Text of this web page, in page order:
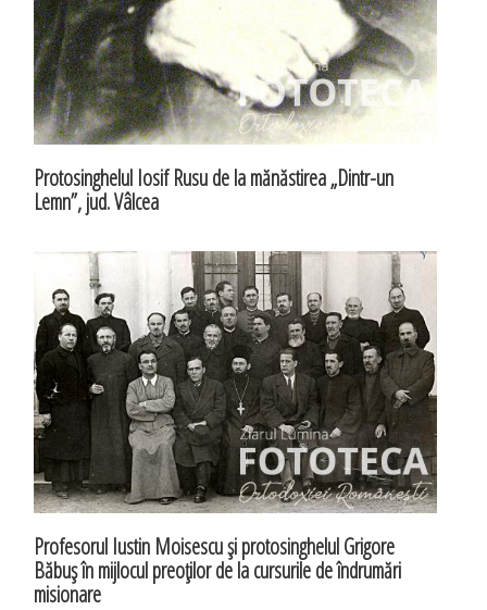
Protosinghelul Iosif Rusu de la mănăstirea „Dintr-un
Lemn”, jud. Vâlcea
Profesorul Iustin Moisescu şi protosinghelul Grigore
Băbuş în mijlocul preoţilor de la cursurile de îndrumări
misionare